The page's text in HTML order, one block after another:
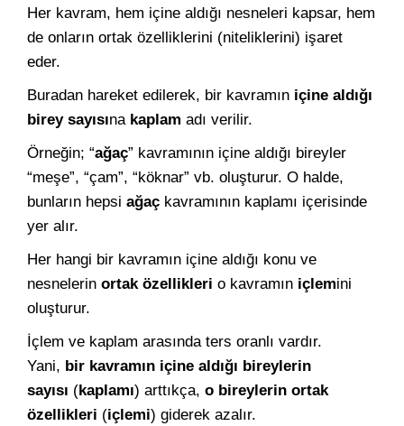
Her kavram, hem içine aldığı nesneleri kapsar, hem
de onların ortak özelliklerini (niteliklerini) işaret
eder.
Buradan hareket edilerek, bir kavramın içine aldığı
birey sayısına kaplam adı verilir.
Örneğin; “ağaç” kavramının içine aldığı bireyler
“meşe”, “çam”, “köknar” vb. oluşturur. O halde,
bunların hepsi ağaç kavramının kaplamı içerisinde
yer alır.
Her hangi bir kavramın içine aldığı konu ve
nesnelerin ortak özellikleri o kavramın içlemini
oluşturur.
İçlem ve kaplam arasında ters oranlı vardır.
Yani, bir kavramın içine aldığı bireylerin
sayısı (kaplamı) arttıkça, o bireylerin ortak
özellikleri (içlemi) giderek azalır.